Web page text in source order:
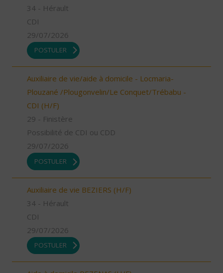
34 - Hérault
CDI
29/07/2026
POSTULER
Auxiliaire de vie/aide à domicile - Locmaria-
Plouzané /Plougonvelin/Le Conquet/Trébabu -
CDI (H/F)
29 - Finistère
Possibilité de CDI ou CDD
29/07/2026
POSTULER
Auxiliaire de vie BEZIERS (H/F)
34 - Hérault
CDI
29/07/2026
POSTULER